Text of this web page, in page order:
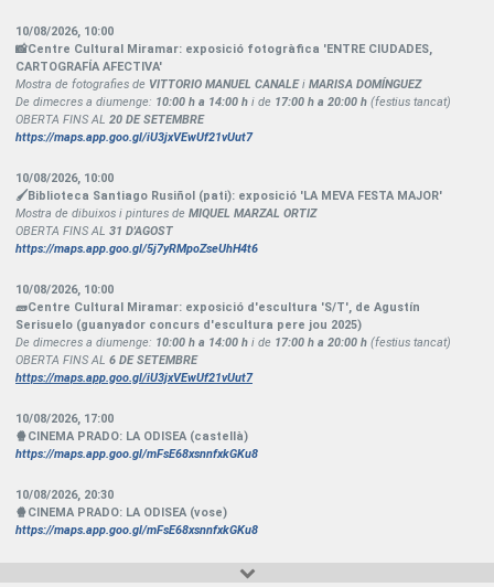
10/08/2026, 10:00
📸Centre Cultural Miramar: exposició fotogràfica 'ENTRE CIUDADES,
CARTOGRAFÍA AFECTIVA'
Mostra de fotografies de VITTORIO MANUEL CANALEi MARISA DOMÍNGUEZ
De dimecres a diumenge: 10:00 h a 14:00 h i de 17:00 h a 20:00 h (festius tancat)
OBERTA FINS AL 20 DE SETEMBRE
https://maps.app.goo.gl/iU3jxVEwUf21vUut7
10/08/2026, 10:00
🖌Biblioteca Santiago Rusiñol (pati): exposició 'LA MEVA FESTA MAJOR'
Mostra de dibuixos i pintures de MIQUEL MARZAL ORTIZ
OBERTA FINS AL 31 D'AGOST
https://maps.app.goo.gl/5j7yRMpoZseUhH4t6
10/08/2026, 10:00
🧱Centre Cultural Miramar: exposició d'escultura 'S/T', de Agustín
Serisuelo (guanyador concurs d'escultura pere jou 2025)
De dimecres a diumenge: 10:00 h a 14:00 h i de 17:00 h a 20:00 h (festius tancat)
OBERTA FINS AL 6 DE SETEMBRE
https://maps.app.goo.gl/iU3jxVEwUf21vUut7
10/08/2026, 17:00
🍿CINEMA PRADO: LA ODISEA (castellà)
https://maps.app.goo.gl/mFsE68xsnnfxkGKu8
10/08/2026, 20:30
🍿CINEMA PRADO: LA ODISEA (vose)
https://maps.app.goo.gl/mFsE68xsnnfxkGKu8